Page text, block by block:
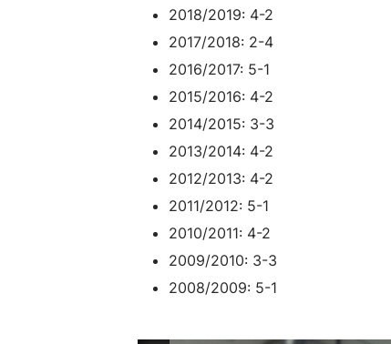
2018/2019: 4-2
2017/2018: 2-4
2016/2017: 5-1
2015/2016: 4-2
2014/2015: 3-3
2013/2014: 4-2
2012/2013: 4-2
2011/2012: 5-1
2010/2011: 4-2
2009/2010: 3-3
2008/2009: 5-1